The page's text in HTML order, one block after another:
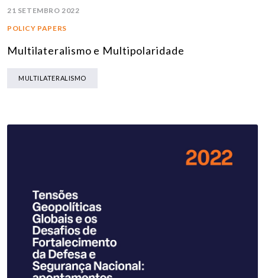
21 SETEMBRO 2022
POLICY PAPERS
Multilateralismo e Multipolaridade
MULTILATERALISMO